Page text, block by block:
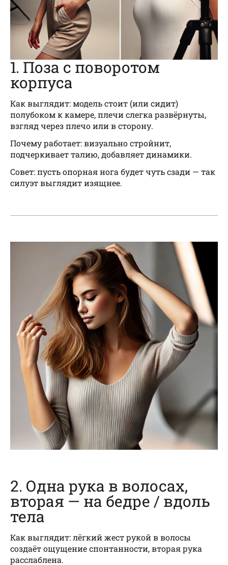
1. Поза с поворотом
корпуса
Как выглядит: модель стоит (или сидит)
полубоком к камере, плечи слегка развёрнуты,
взгляд через плечо или в сторону.
Почему работает: визуально стройнит,
подчеркивает талию, добавляет динамики.
Совет: пусть опорная нога будет чуть сзади — так
силуэт выглядит изящнее.
2. Одна рука в волосах,
вторая — на бедре / вдоль
тела
Как выглядит: лёгкий жест рукой в волосы
создаёт ощущение спонтанности, вторая рука
расслаблена.